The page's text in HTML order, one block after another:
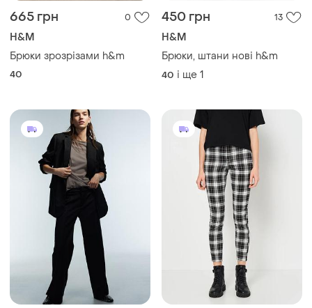
665 грн 0
H&M
Брюки зрозрізами h&m
40
450 грн 13
H&M
Брюки, штани нові h&m
40 і ще 1